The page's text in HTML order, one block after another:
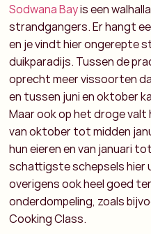
Sodwana Bayis een
strandgangers. Er hangt
en je vindt hier ongerepte
duikparadijs. Tussen de
oprecht meer vissoorten
en tussen juni en oktober
Maar ook op het droge valt
van oktober tot midden
hun eieren en van januari
schattigste schepsels hier
overigens ook heel goed
onderdompeling, zoals
Cooking Class.